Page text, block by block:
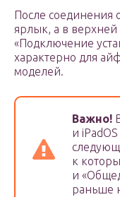
После соединения
ярлык, а в верхней
«Подключение
характерно для
моделей.
Важно!
и
к
и
раньше